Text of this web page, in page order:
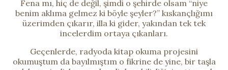
Fena mı, hiç de değil, şimdi o şehirde olsam “niye
benim aklıma gelmez ki böyle şeyler?” kıskançlığımı
üzerimden çıkarır, illa ki gider, yakından tek tek
incelerdim ortaya çıkanları.
Geçenlerde, radyoda kitap okuma projesini
okumuştum da bayılmıştım o fikrine de yine, bir taşla